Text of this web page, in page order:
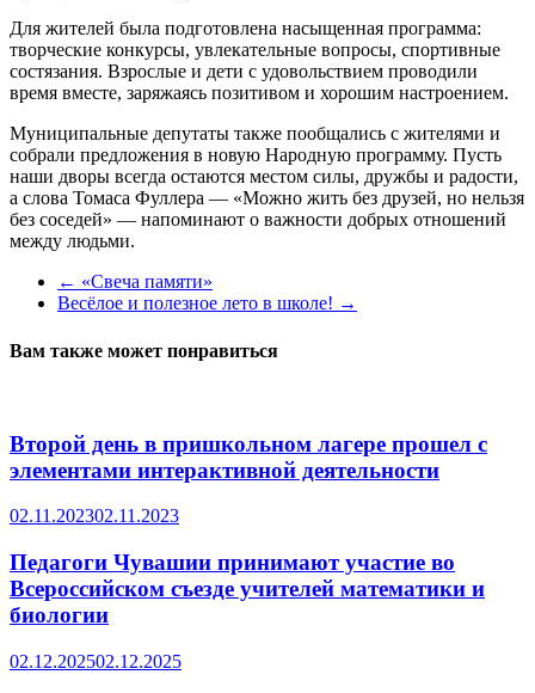
Для жителей была подготовлена насыщенная программа:
творческие конкурсы, увлекательные вопросы, спортивные
состязания. Взрослые и дети с удовольствием проводили
время вместе, заряжаясь позитивом и хорошим настроением.
Муниципальные депутаты также пообщались с жителями и
собрали предложения в новую Народную программу. Пусть
наши дворы всегда остаются местом силы, дружбы и радости,
а слова Томаса Фуллера — «Можно жить без друзей, но нельзя
без соседей» — напоминают о важности добрых отношений
между людьми.
← «Свеча памяти»
Весёлое и полезное лето в школе! →
Вам также может понравиться
Второй день в пришкольном лагере прошел с
элементами интерактивной деятельности
02.11.202302.11.2023
Педагоги Чувашии принимают участие во
Всероссийском съезде учителей математики и
биологии
02.12.202502.12.2025